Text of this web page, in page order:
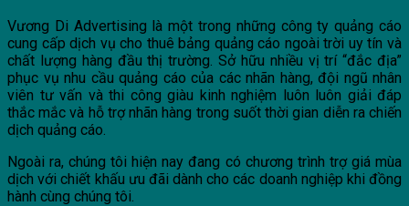
Vương Di Advertising là một trong những công ty quảng cáo
cung cấp dịch vụ cho thuê bảng quảng cáo ngoài trời uy tín và
chất lượng hàng đầu thị trường. Sở hữu nhiều vị trí “đắc địa”
phục vụ nhu cầu quảng cáo của các nhãn hàng, đội ngũ nhân
viên tư vấn và thi công giàu kinh nghiệm luôn luôn giải đáp
thắc mắc và hỗ trợ nhãn hàng trong suốt thời gian diễn ra chiến
dịch quảng cáo.
Ngoài ra, chúng tôi hiện nay đang có chương trình trợ giá mùa
dịch với chiết khấu ưu đãi dành cho các doanh nghiệp khi đồng
hành cùng chúng tôi.